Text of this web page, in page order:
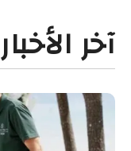
آخر الأخبار